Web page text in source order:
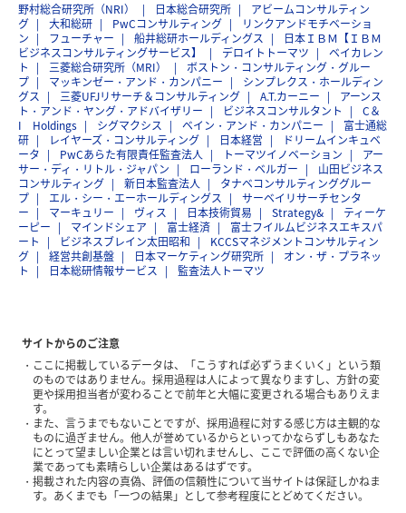
野村総合研究所（NRI） 日本総合研究所
アビームコンサルティン
グ
大和総研 PwCコンサルティング
リンクアンドモチベーショ
ン
フューチャー 船井総研ホールディングス
日本ＩＢＭ【ＩＢＭ
ビジネスコンサルティングサービス】
デロイトトーマツ
ベイカレン
ト
三菱総合研究所（MRI）
ボストン・コンサルティング・グルー
プ
マッキンゼー・アンド・カンパニー
シンプレクス・ホールディン
グス
三菱UFJリサーチ＆コンサルティング A.T.カーニー
アーンス
ト・アンド・ヤング・アドバイザリー
ビジネスコンサルタント
C＆
I Holdings
シグマクシス ベイン・アンド・カンパニー
富士通総
研
レイヤーズ・コンサルティング 日本経営
ドリームインキュベ
ータ
PwCあらた有限責任監査法人 トーマツイノベーション
アー
サー・ディ・リトル・ジャパン
ローランド・ベルガー
山田ビジネス
コンサルティング
新日本監査法人
タナベコンサルティンググルー
プ
エル・シー・エーホールディングス
サーベイリサーチセンタ
ー
マーキュリー ヴィス 日本技術貿易 Strategy&
ティーケ
ーピー
マインドシェア 富士経済
富士フイルムビジネスエキスパ
ート
ビジネスブレイン太田昭和
KCCSマネジメントコンサルティン
グ
経営共創基盤 日本マーケティング研究所
オン・ザ・プラネッ
ト
日本総研情報サービス 監査法人トーマツ
サイトからのご注意
ここに掲載しているデータは、「こうすれば必ずうまくいく」という類
のものではありません。採用過程は人によって異なりますし、方針の変
更や採用担当者が変わることで前年と大幅に変更される場合もありえま
す。
また、言うまでもないことですが、採用過程に対する感じ方は主観的な
ものに過ぎません。他人が誉めているからといってかならずしもあなた
にとって望ましい企業とは言い切れませんし、ここで評価の高くない企
業であっても素晴らしい企業はあるはずです。
掲載された内容の真偽、評価の信頼性について当サイトは保証しかねま
す。あくまでも「一つの結果」として参考程度にとどめてください。